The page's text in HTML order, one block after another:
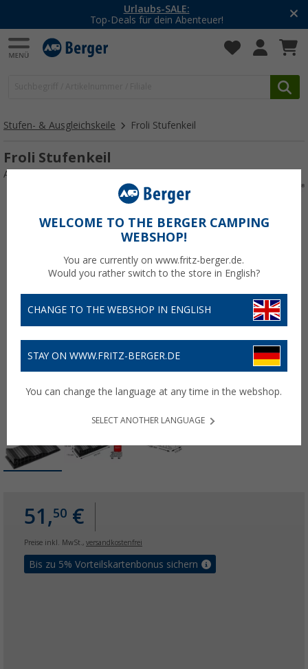
Urlaubs-SALE:
Top-Deals für dein Abenteuer!
Stufen- & Ausgleichskeile Froli Stufenkeil
Froli Stufenkeil
Art.-Nr.: 867843
51,50 €
Preise inkl. MwSt., versandkostenfrei
Bis zu 5% Vorteilskartenbonus sichern
WELCOME TO THE BERGER CAMPING
WEBSHOP!
You are currently on www.fritz-berger.de.
Would you rather switch to the store in English?
CHANGE TO THE WEBSHOP IN ENGLISH
STAY ON WWW.FRITZ-BERGER.DE
You can change the language at any time in the webshop.
SELECT ANOTHER LANGUAGE